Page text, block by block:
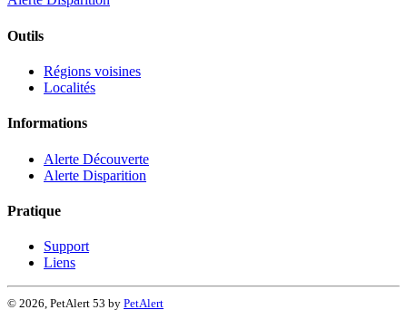
Outils
Régions voisines
Localités
Informations
Alerte Découverte
Alerte Disparition
Pratique
Support
Liens
© 2026, PetAlert 53 by PetAlert